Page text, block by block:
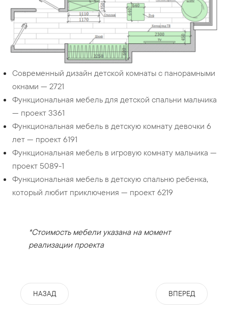
Современный дизайн детской комнаты с панорамными
окнами — 2721
Функциональная мебель для детской спальни мальчика
— проект 3361
Функциональная мебель в детскую комнату девочки 6
лет — проект 6191
Функциональная мебель в игровую комнату мальчика —
проект 5089-1
Функциональная мебель в детскую спальню ребенка,
который любит приключения — проект 6219
*Стоимость мебели указана на момент
реализации проекта
НАЗАД ВПЕРЕД